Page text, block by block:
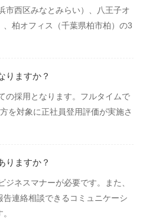
市西区みなとみらい）、八王子オ
柏オフィス（千葉県柏市柏）の3
りますか？
の採用となります。フルタイムで
を対象に正社員登用評価が実施さ
りますか？
ネスマナーが必要です。また、
連絡相談できるコミュニケーシ